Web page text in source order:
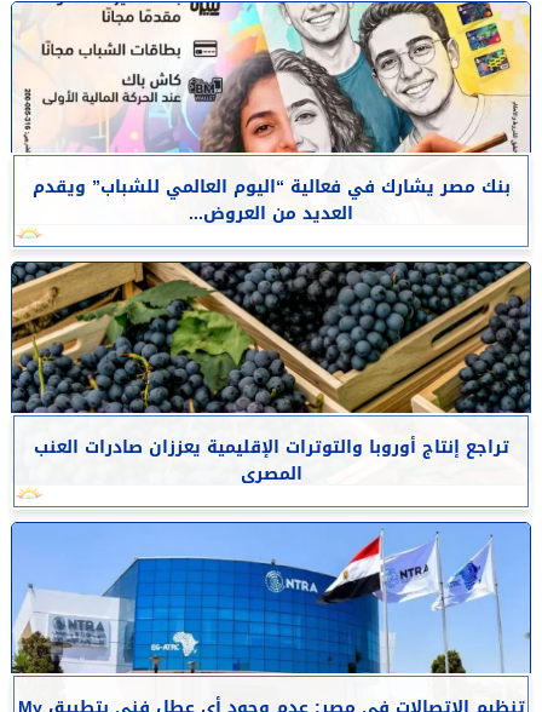
بنك مصر يشارك في فعالية “اليوم العالمي للشباب” ويقدم
العديد من العروض...
تراجع إنتاج أوروبا والتوترات الإقليمية يعززان صادرات العنب
المصرى